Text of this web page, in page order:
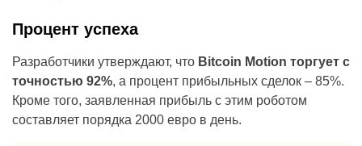
Процент успеха
Разработчики утверждают, что Bitcoin Motion торгует с
точностью 92%, а процент прибыльных сделок – 85%.
Кроме того, заявленная прибыль с этим роботом
составляет порядка 2000 евро в день.